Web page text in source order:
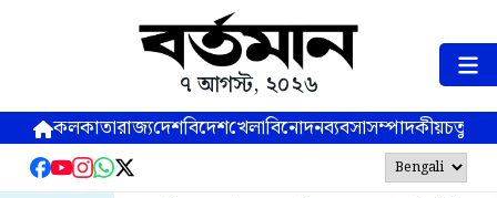
৭ আগস্ট, ২০২৬
কলকাতারাজ্যদেশবিদেশখেলাবিনোদনব্যবসাসম্পাদকীয়